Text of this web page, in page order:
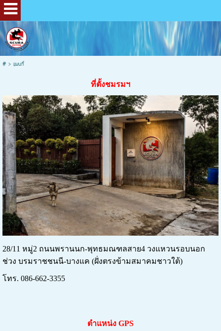
#> แผนที่
ที่ตั้งชมรมฯ
28/11 หมู่2 ถนนพรานนก-พุทธมณฑลสาย4 วงแหวนรอบนอก
ช่วง บรมราชชนนี-บางแค (ฝั่งตรงข้ามสมาคมชาวใต้)
โทร. 086-662-3355
ตำแหน่ง GPS